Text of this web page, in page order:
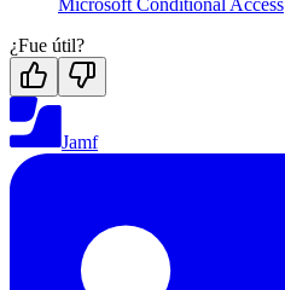
Microsoft Conditional Access
¿Fue útil?
Jamf